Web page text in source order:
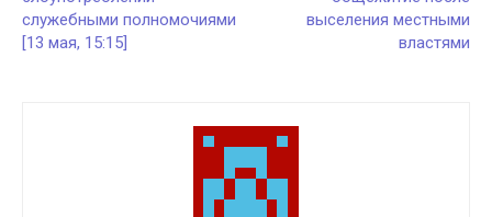
служебными полномочиями
[13 мая, 15:15]
выселения местными
властями